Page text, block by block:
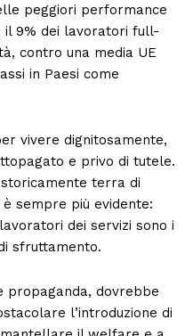
peggiori performance
il 9% dei lavoratori full-
contro una media UE
in Paesi come
vivere dignitosamente,
e privo di tutele.
terra di
sempre più evidente:
dei servizi sono i
sfruttamento.
propaganda, dovrebbe
l’introduzione di